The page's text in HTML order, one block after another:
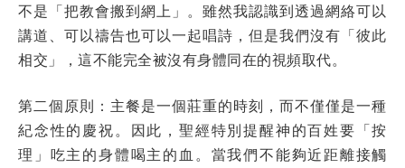
不是「把教會搬到網上」。雖然我認識到透過網絡可以
講道、可以禱告也可以一起唱詩，但是我們沒有「彼此
相交」，這不能完全被沒有身體同在的視頻取代。
第二個原則：主餐是一個莊重的時刻，而不僅僅是一種
紀念性的慶祝。因此，聖經特別提醒神的百姓要「按
理」吃主的身體喝主的血。當我們不能夠近距離接觸